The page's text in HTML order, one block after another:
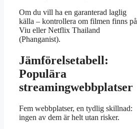
Om du vill ha en garanterad laglig
källa – kontrollera om filmen finns på
Viu eller Netflix Thailand
(Phanganist).
Jämförelsetabell:
Populära
streamingwebbplatser
Fem webbplatser, en tydlig skillnad:
ingen av dem är helt utan risker.